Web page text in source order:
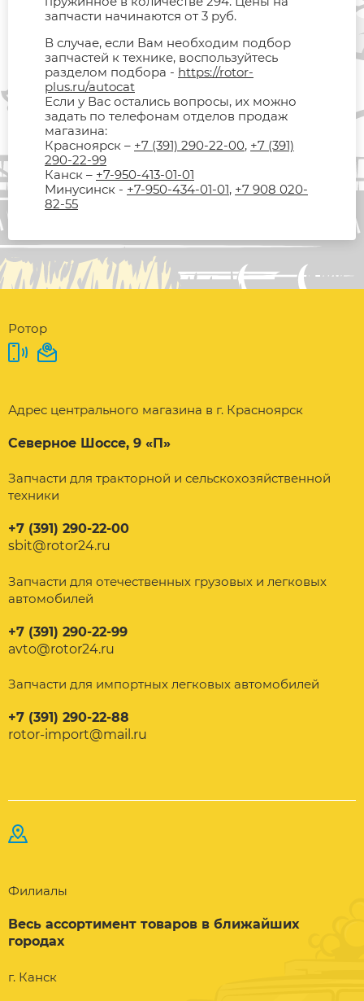
запчасти начинаются от 3 руб.
В случае, если Вам необходим подбор
запчастей к технике, воспользуйтесь
разделом подбора - https://rotor-
plus.ru/autocat
Если у Вас остались вопросы, их можно
задать по телефонам отделов продаж
магазина:
Красноярск – +7 (391) 290-22-00, +7 (391)
290-22-99
Канск – +7-950-413-01-01
Минусинск - +7-950-434-01-01, +7 908 020-
82-55
Ротор
Адрес центрального магазина в г. Красноярск
Северное Шоссе, 9 «П»
Запчасти для тракторной и сельскохозяйственной
техники
+7 (391) 290-22-00
sbit@rotor24.ru
Запчасти для отечественных грузовых и легковых
автомобилей
+7 (391) 290-22-99
avto@rotor24.ru
Запчасти для импортных легковых автомобилей
+7 (391) 290-22-88
rotor-import@mail.ru
Филиалы
Весь ассортимент товаров в ближайших
городах
г. Канск